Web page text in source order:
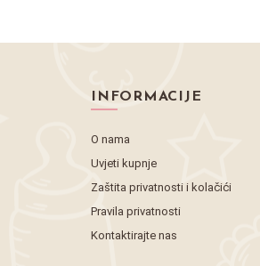
INFORMACIJE
O nama
Uvjeti kupnje
Zaštita privatnosti i kolačići
Pravila privatnosti
Kontaktirajte nas